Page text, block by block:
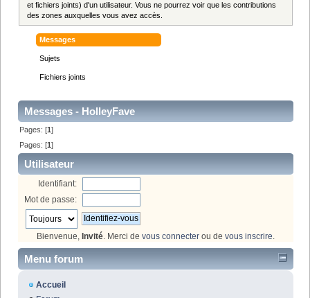
et fichiers joints) d'un utilisateur. Vous ne pourrez voir que les contributions
des zones auxquelles vous avez accès.
Messages
Sujets
Fichiers joints
Messages - HolleyFave
Pages: [1]
Pages: [1]
Utilisateur
Identifiant:
Mot de passe:
Bienvenue, Invité. Merci de vous connecter ou de vous inscrire.
Menu forum
Accueil